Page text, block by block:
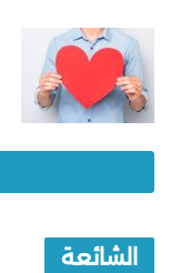
الشائعة